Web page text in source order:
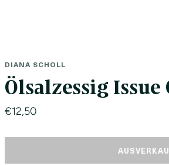
DIANA SCHOLL
Ölsalzessig Issue
€12,50